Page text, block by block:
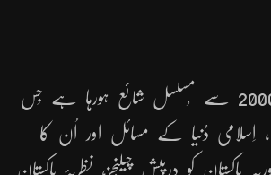
یہ میگزین اپریل 2000 سے مُسلسل شائع ہورہا ہے جِس
اِسلامی دُنیا کے مسائل اور اُن کا
پاکستان کو درپیش چیلنجز، نظریۂ پاکستان